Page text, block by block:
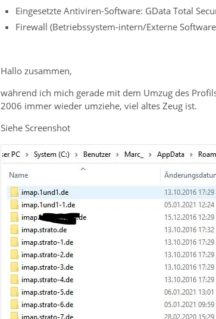
Eingesetzte Antiviren-Software: GData Total
Firewall (Betriebssystem-intern/Externe
Hallo zusammen,
während ich mich gerade mit dem Umzug des
2006 immer wieder umziehe, viel altes Zeug ist.
Siehe Screenshot